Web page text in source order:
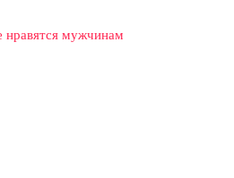
нравятся мужчинам